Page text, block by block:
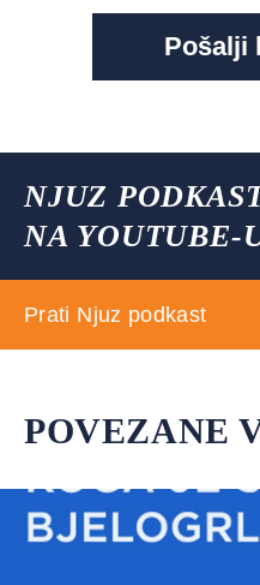
NJUZ
NA YOUTUBE-
Prati Njuz podkast
POVEZANE